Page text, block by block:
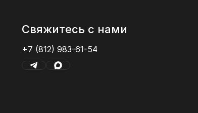
Свяжитесь с нами
+7 (812) 983-61-54